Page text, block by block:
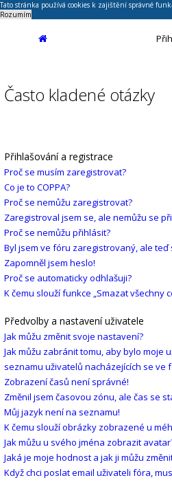
Tato stránka používá cookies k zajištění správné
Rozumím
Často kladené otázky
Přihlašování a registrace
Proč se musím zaregistrovat?
Co je to COPPA?
Proč se nemůžu zaregistrovat?
Zaregistroval jsem se, ale nemůžu se
Proč se nemůžu přihlásit?
Byl jsem ve fóru zaregistrovaný, ale teď
Zapomněl jsem heslo!
Proč se automaticky odhlašuji?
K čemu slouží funkce „Smazat všechny
Předvolby a nastavení uživatele
Jak můžu změnit svoje nastavení?
Jak můžu zabránit tomu, aby bylo moje
seznamu uživatelů nacházejících se ve
Zobrazení časů není správné!
Změnil jsem časovou zónu, ale čas se
Můj jazyk není na seznamu!
K čemu slouží obrázky zobrazené u
Jak můžu u svého jména zobrazit
Jaká je moje hodnost a jak ji můžu
Když chci poslat email uživateli fóra,